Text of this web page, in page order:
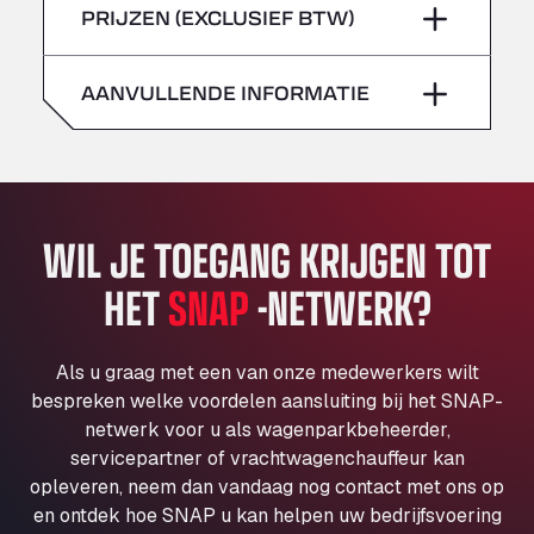
Klaverbladstaat 21, 3560
American Truck Wash
Av. des Etats-Unis 90, 6041
Andamur Guarroman
Andamur La Junquera
Andamur Pamplona
A-15 Salida Imarcoain, 31119
Andamur San Roman II
Anglia Motel
Washway Road, PE12 8LT
Anpol Sp. z o.o.
Ul. Torunska 147, 85884
Aqua Ariva GmbH
Marie-Curie-Straße 24, 68219
zondag –
zaterdag –
PRIJZEN (EXCLUSIEF BTW)
AANVULLENDE INFORMATIE
WIL JE TOEGANG KRIJGEN TOT
HETSNAP-NETWERK?
Als u graag met een van onze medewerkers wilt
bespreken welke voordelen aansluiting bij het SNAP-
netwerk voor u als wagenparkbeheerder,
servicepartner of vrachtwagenchauffeur kan
opleveren, neem dan vandaag nog contact met ons op
en ontdek hoe SNAP u kan helpen uw bedrijfsvoering